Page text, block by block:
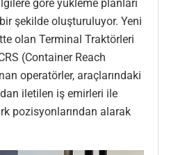
göre yükleme planları
şekilde oluşturuluyor. Yeni
olan Terminal Traktörleri
(Container Reach
operatörler, araçlarındaki
iletilen iş emirleri ile
pozisyonlarından alarak